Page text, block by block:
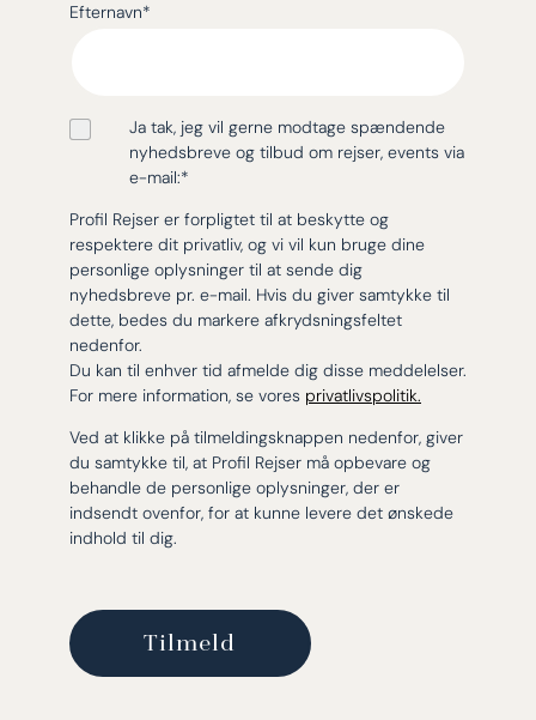
Efternavn*
Ja tak, jeg vil gerne modtage spændende
nyhedsbreve og tilbud om rejser, events via
e-mail:*
Profil Rejser er forpligtet til at beskytte og
respektere dit privatliv, og vi vil kun bruge dine
personlige oplysninger til at sende dig
nyhedsbreve pr. e-mail. Hvis du giver samtykke til
dette, bedes du markere afkrydsningsfeltet
nedenfor.
Du kan til enhver tid afmelde dig disse meddelelser.
For mere information, se vores privatlivspolitik.
Ved at klikke på tilmeldingsknappen nedenfor, giver
du samtykke til, at Profil Rejser må opbevare og
behandle de personlige oplysninger, der er
indsendt ovenfor, for at kunne levere det ønskede
indhold til dig.